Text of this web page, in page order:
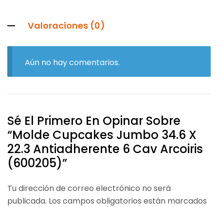
Valoraciones (0)
Aún no hay comentarios.
Sé El Primero En Opinar Sobre
“Molde Cupcakes Jumbo 34.6 X
22.3 Antiadherente 6 Cav Arcoiris
(600205)”
Tu dirección de correo electrónico no será
publicada. Los campos obligatorios están marcados